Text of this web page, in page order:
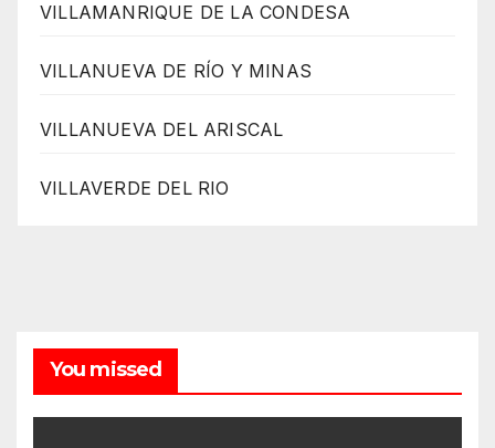
VILLAMANRIQUE DE LA CONDESA
VILLANUEVA DE RÍO Y MINAS
VILLANUEVA DEL ARISCAL
VILLAVERDE DEL RIO
You missed